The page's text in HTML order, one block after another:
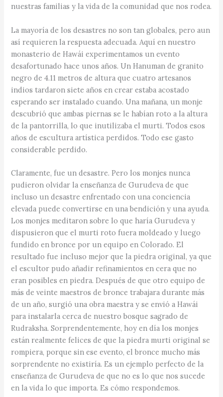
nuestras familias y la vida de la comunidad que nos rodea.
La mayoría de los desastres no son tan globales, pero aun
así requieren la respuesta adecuada. Aquí en nuestro
monasterio de Hawái experimentamos un evento
desafortunado hace unos años. Un Hanuman de granito
negro de 4.11 metros de altura que cuatro artesanos
indios tardaron siete años en crear estaba acostado
esperando ser instalado cuando. Una mañana, un monje
descubrió que ambas piernas se le habían roto a la altura
de la pantorrilla, lo que inutilizaba el murti. Todos esos
años de escultura artística perdidos. Todo ese gasto
considerable perdido.
Claramente, fue un desastre. Pero los monjes nunca
pudieron olvidar la enseñanza de Gurudeva de que
incluso un desastre enfrentado con una conciencia
elevada puede convertirse en una bendición y una ayuda.
Los monjes meditaron sobre lo que haría Gurudeva y
dispusieron que el murti roto fuera moldeado y luego
fundido en bronce por un equipo en Colorado. El
resultado fue incluso mejor que la piedra original, ya que
el escultor pudo añadir refinamientos en cera que no
eran posibles en piedra. Después de que otro equipo de
más de veinte maestros de bronce trabajara durante más
de un año, surgió una obra maestra y se envió a Hawái
para instalarla cerca de nuestro bosque sagrado de
Rudraksha. Sorprendentemente, hoy en día los monjes
están realmente felices de que la piedra murti original se
rompiera, porque sin ese evento, el bronce mucho más
sorprendente no existiría. Es un ejemplo perfecto de la
enseñanza de Gurudeva de que no es lo que nos sucede
en la vida lo que importa. Es cómo respondemos.